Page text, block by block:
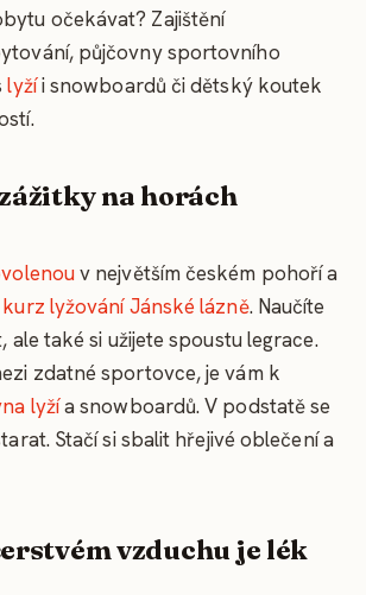
očekávat? Zajištění
půjčovny sportovního
lyžíi snowboardů či dětský koutek
na horách
v největším českém pohoří a
kurz lyžování Jánské lázně. Naučíte
ale také si užijete spoustu legrace.
zdatné sportovce, je vám k
lyžía snowboardů. V podstatě se
Stačí si sbalit hřejivé oblečení a
vzduchu je lék